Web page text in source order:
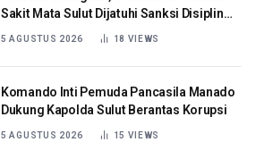
Sakit Mata Sulut Dijatuhi Sanksi Disiplin
Berat
5 AGUSTUS 2026 18 VIEWS
Komando Inti Pemuda Pancasila Manado
Dukung Kapolda Sulut Berantas Korupsi
5 AGUSTUS 2026 15 VIEWS